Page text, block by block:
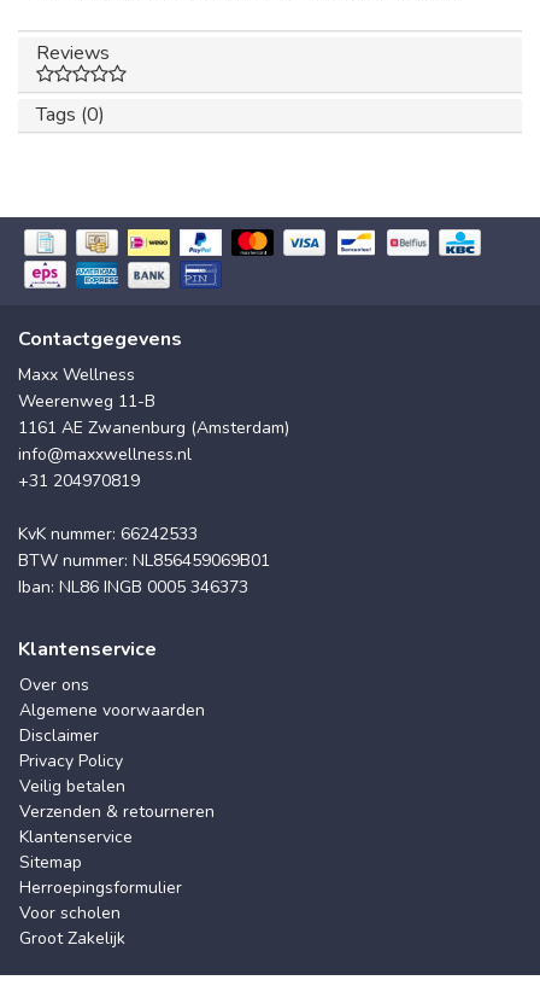
Reviews
Tags (0)
Contactgegevens
Maxx Wellness
Weerenweg 11-B
1161 AE Zwanenburg (Amsterdam)
info@maxxwellness.nl
+31 204970819
KvK nummer: 66242533
BTW nummer: NL856459069B01
Iban: NL86 INGB 0005 346373
Klantenservice
Over ons
Algemene voorwaarden
Disclaimer
Privacy Policy
Veilig betalen
Verzenden & retourneren
Klantenservice
Sitemap
Herroepingsformulier
Voor scholen
Groot Zakelijk